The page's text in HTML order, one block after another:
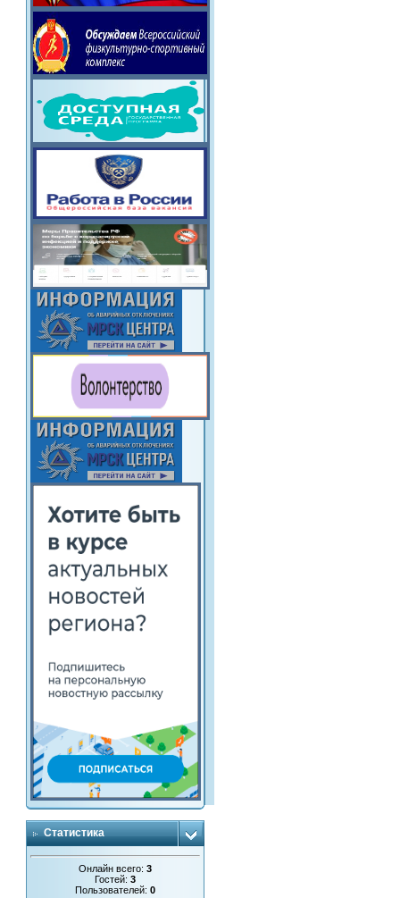
Статистика
Онлайн всего:3
Гостей:3
Пользователей:0